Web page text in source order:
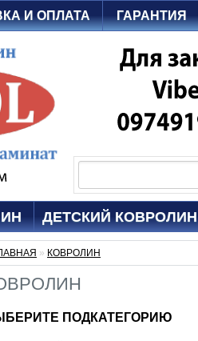
И ОПЛАТА ГАРАНТИЯ
ДЕТСКИЙ КОВРОЛИН
» КОВРОЛИН
ПОДКАТЕГОРИЮ